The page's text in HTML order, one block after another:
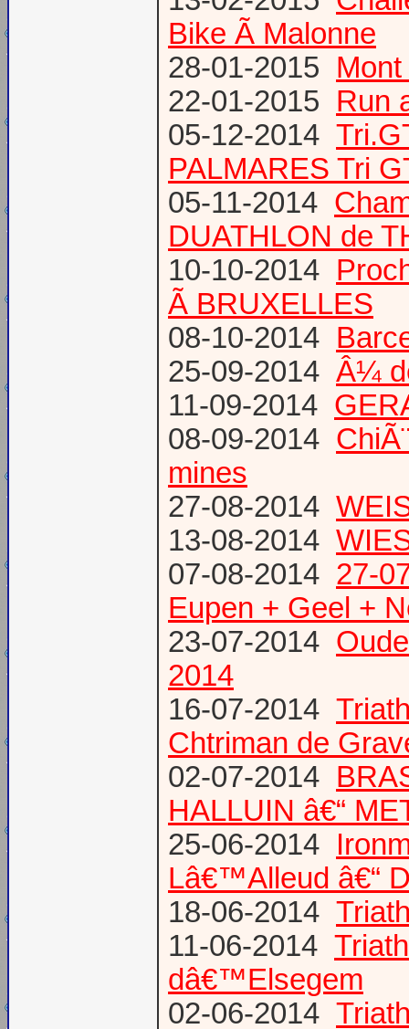
Bike Ã Malonne
28-01-2015
22-01-2015 Run
05-12-2014
PALMARES Tri
05-11-2014
DUATHLON de
10-10-2014
Ã BRUXELLES
08-10-2014
25-09-2014 Â¼
11-09-2014
08-09-2014
mines
27-08-2014
13-08-2014
07-08-2014 27-
Eupen + Geel +
23-07-2014
2014
16-07-2014
Chtriman de
02-07-2014
HALLUIN â€“
25-06-2014
Lâ€™Alleud â€“
18-06-2014
11-06-2014
dâ€™Elsegem
02-06-2014